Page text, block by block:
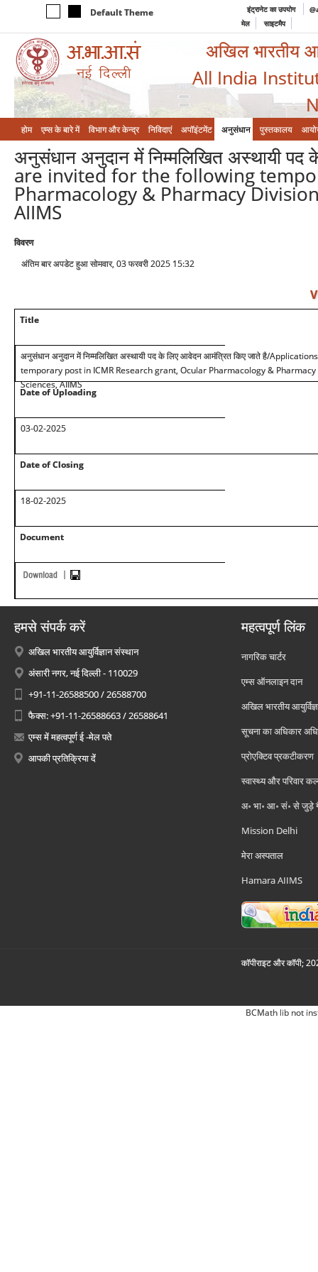
Default Theme इंट्रानेट का उपयोग
मेल
साइटमैप
अखिल भारतीय
All India
होम एम्‍स के बारे में विभाग और केन्‍द्र निविदाएं अपॉइंटमेंट अनुसंधान पुस्तकालय
अनुसंधान अनुदान में निम्मलिखित अस्थायी
are invited for the following
Pharmacology & Pharmacy
AIIMS
विवरण
अंतिम बार अपडेट हुआ सोमवार, 03 फरवरी 2025 15:32
Title
अनुसंधान अनुदान में निम्मलिखित अस्थायी पद के लिए आवेदन आमंत्रित किए जाते है/
temporary post in ICMR Research grant, Ocular Pharmacology &
Sciences, AIIMS
Date of Uploading
03-02-2025
Date of Closing
18-02-2025
Document
हमसे संपर्क करें
अखिल भारतीय आयुर्विज्ञान संस्थान
अंसारी नगर, नई दिल्ली - 110029
+91-11-26588500 / 26588700
फैक्स: +91-11-26588663 / 26588641
एम्स में महत्वपूर्ण ई -मेल पते
आपकी प्रतिक्रिया दें
महत्वपूर्ण लिंक
नागरिक चार्टर
एम्स ऑनलाइन दान
अखिल भारतीय
सूचना का अधिकार
प्रोएक्टिव प्रकटीकरण
स्वास्थ्य और परिवार
अ॰ भा॰ आ॰ सं॰ से जुड़े
Mission Delhi
मेरा अस्पताल
Hamara AIIMS
कॉपीराइट और कॉपी;
BCMath lib not